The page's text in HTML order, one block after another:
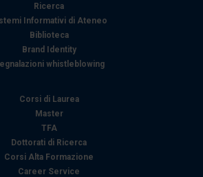
Ricerca
Informativi di Ateneo
Biblioteca
Brand Identity
whistleblowing
Corsi di Laurea
Master
TFA
Dottorati di Ricerca
Corsi Alta Formazione
Career Service